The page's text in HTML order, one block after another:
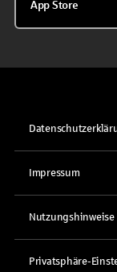
App Store
Impressum
Nutzungshinweise
Privatsphäre-